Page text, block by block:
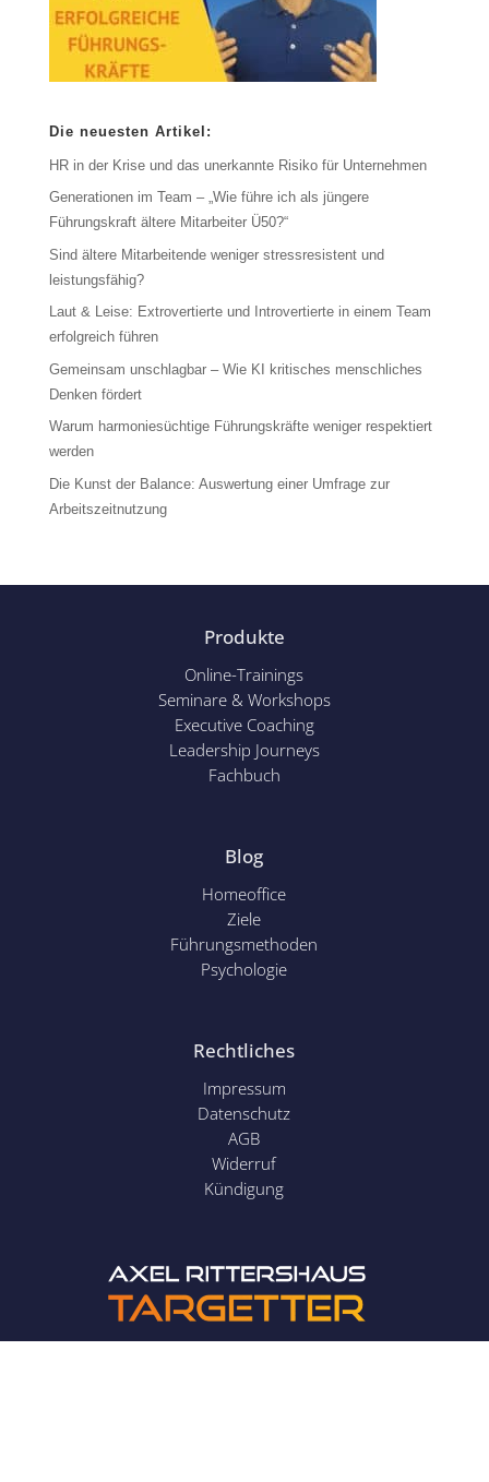
Die neuesten Artikel:
HR in der Krise und das unerkannte Risiko für Unternehmen
Generationen im Team – „Wie führe ich als jüngere
Führungskraft ältere Mitarbeiter Ü50?“
Sind ältere Mitarbeitende weniger stressresistent und
leistungsfähig?
Laut & Leise: Extrovertierte und Introvertierte in einem Team
erfolgreich führen
Gemeinsam unschlagbar – Wie KI kritisches menschliches
Denken fördert
Warum harmoniesüchtige Führungskräfte weniger respektiert
werden
Die Kunst der Balance: Auswertung einer Umfrage zur
Arbeitszeitnutzung
Produkte
Online-Trainings
Seminare & Workshops
Executive Coaching
Leadership Journeys
Fachbuch
Blog
Homeoffice
Ziele
Führungsmethoden
Psychologie
Rechtliches
Impressum
Datenschutz
AGB
Widerruf
Kündigung